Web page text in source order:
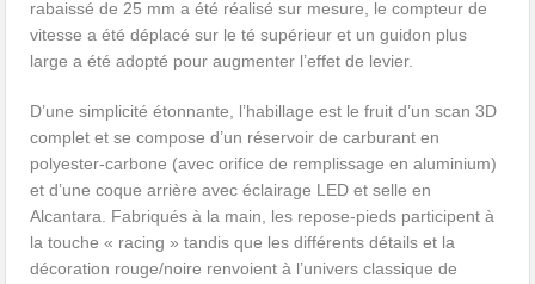
rabaissé de 25 mm a été réalisé sur mesure, le compteur de
vitesse a été déplacé sur le té supérieur et un guidon plus
large a été adopté pour augmenter l’effet de levier.
D’une simplicité étonnante, l’habillage est le fruit d’un scan 3D
complet et se compose d’un réservoir de carburant en
polyester-carbone (avec orifice de remplissage en aluminium)
et d’une coque arrière avec éclairage LED et selle en
Alcantara. Fabriqués à la main, les repose-pieds participent à
la touche « racing » tandis que les différents détails et la
décoration rouge/noire renvoient à l’univers classique de